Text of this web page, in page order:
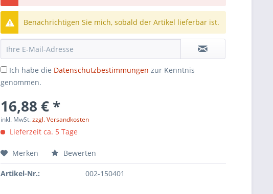
Benachrichtigen Sie mich, sobald der Artikel lieferbar ist.
Ich habe die Datenschutzbestimmungen zur Kenntnis
genommen.
16,88 € *
inkl. MwSt.zzgl. Versandkosten
Lieferzeit ca. 5 Tage
Merken Bewerten
Artikel-Nr.: 002-150401